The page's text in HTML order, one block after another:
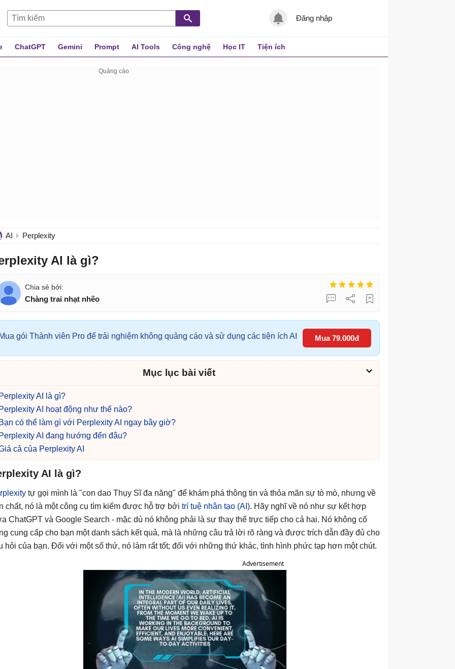
Đăng nhập
ChatGPT Gemini Prompt AI Tools Công nghệ Học IT Tiện ích
AI Perplexity
AI là gì?
Chàng trai nhạt nhẽo
gói Thành viên Pro để trải nghiệm không quảng cáo và sử dụng các tiện ích AI Mua 79.000đ
Mục lục bài viết
AI là gì?
AI hoạt động như thế nào?
có thể làm gì với Perplexity AI ngay bây giờ?
AI đang hướng đến đâu?
cả của Perplexity AI
AI là gì?
tự gọi mình là "con dao Thụy Sĩ đa năng" để khám phá thông tin và thỏa mãn sự tò mò, nhưng về
chất, nó là một công cụ tìm kiếm được hỗ trợ bởi trí tuệ nhân tạo (AI). Hãy nghĩ về nó như sự kết hợp
ChatGPT và Google Search - mặc dù nó không phải là sự thay thế trực tiếp cho cả hai. Nó không cố
cung cấp cho bạn một danh sách kết quả, mà là những câu trả lời rõ ràng và được trích dẫn đầy đủ cho
hỏi của bạn. Đối với một số thứ, nó làm rất tốt; đối với những thứ khác, tình hình phức tạp hơn một chút.
Advertisement